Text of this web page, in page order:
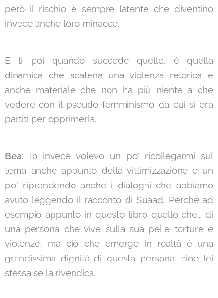
però il rischio è sempre latente che diventino
invece anche loro minacce.
E lì poi quando succede quello, è quella
dinamica che scatena una violenza retorica e
anche materiale che non ha più niente a che
vedere con il pseudo-femminismo da cui si era
partiti per opprimerla.
Bea: Io invece volevo un po' ricollegarmi sul
tema anche appunto della vittimizzazione e un
po' riprendendo anche i dialoghi che abbiamo
avuto leggendo il racconto di Suaad. Perché ad
esempio appunto in questo libro quello che… di
una persona che vive sulla sua pelle torture e
violenze, ma ciò che emerge in realtà è una
grandissima dignità di questa persona, cioè lei
stessa se la rivendica.